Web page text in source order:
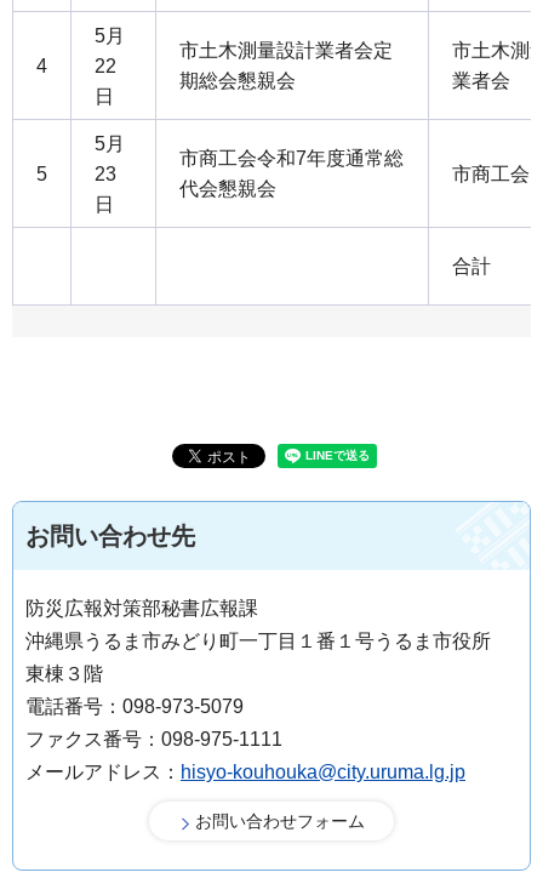
4
5月
22
日
市土木測量設計業者会定
期総会懇親会
市土木測
業者会
5
5月
23
日
市商工会令和7年度通常総
代会懇親会
市商工会
合計
お問い合わせ先
防災広報対策部秘書広報課
沖縄県うるま市みどり町一丁目１番１号うるま市役所
東棟３階
電話番号：098-973-5079
ファクス番号：098-975-1111
メールアドレス： hisyo-kouhouka@city.uruma.lg.jp